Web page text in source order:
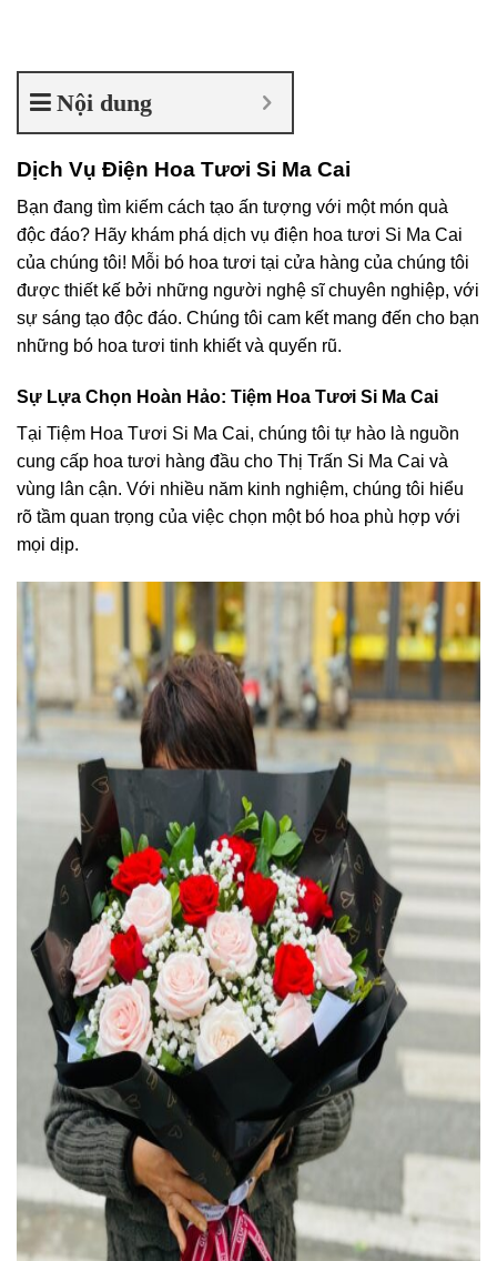
Nội dung
Dịch Vụ Điện Hoa Tươi Si Ma Cai
Bạn đang tìm kiếm cách tạo ấn tượng với một món quà
độc đáo? Hãy khám phá dịch vụ điện hoa tươi Si Ma Cai
của chúng tôi! Mỗi bó hoa tươi tại cửa hàng của chúng tôi
được thiết kế bởi những người nghệ sĩ chuyên nghiệp, với
sự sáng tạo độc đáo. Chúng tôi cam kết mang đến cho bạn
những bó hoa tươi tinh khiết và quyến rũ.
Sự Lựa Chọn Hoàn Hảo: Tiệm Hoa Tươi Si Ma Cai
Tại Tiệm Hoa Tươi Si Ma Cai, chúng tôi tự hào là nguồn
cung cấp hoa tươi hàng đầu cho Thị Trấn Si Ma Cai và
vùng lân cận. Với nhiều năm kinh nghiệm, chúng tôi hiểu
rõ tầm quan trọng của việc chọn một bó hoa phù hợp với
mọi dịp.